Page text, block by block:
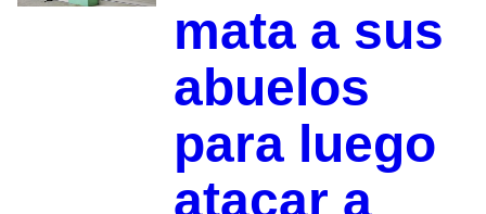
mata a sus
abuelos
para luego
atacar a